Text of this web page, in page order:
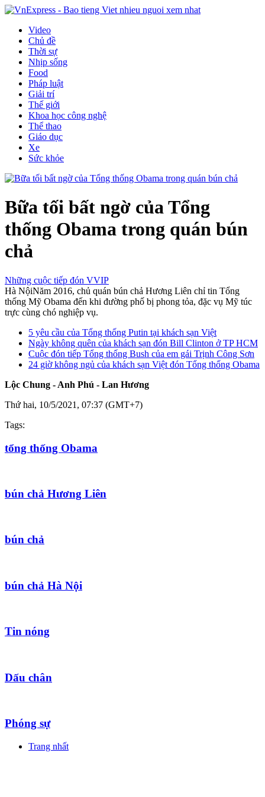
Video
Chủ đề
Thời sự
Nhịp sống
Food
Pháp luật
Giải trí
Thế giới
Khoa học công nghệ
Thể thao
Giáo dục
Xe
Sức khỏe
Bữa tối bất ngờ của Tổng
thống Obama trong quán bún
chả
Những cuộc tiếp đón VVIP
Hà NộiNăm 2016, chủ quán bún chả Hương Liên chỉ tin Tổng
thống Mỹ Obama đến khi đường phố bị phong tỏa, đặc vụ Mỹ túc
trực cùng chó nghiệp vụ.
5 yêu cầu của Tổng thống Putin tại khách sạn Việt
Ngày không quên của khách sạn đón Bill Clinton ở TP HCM
Cuộc đón tiếp Tổng thống Bush của em gái Trịnh Công Sơn
24 giờ không ngủ của khách sạn Việt đón Tổng thống Obama
Lộc Chung - Anh Phú - Lan Hương
Thứ hai, 10/5/2021, 07:37 (GMT+7)
Tags:
tổng thống Obama
bún chả Hương Liên
bún chả
bún chả Hà Nội
Tin nóng
Dấu chân
Phóng sự
Trang nhất